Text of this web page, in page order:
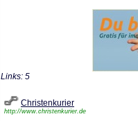
Links: 5
Christenkurier
http://www.christenkurier.de